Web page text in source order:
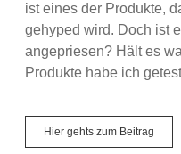
ist eines der Produkte,
gehyped wird. Doch ist
angepriesen? Hält es
Produkte habe ich
Hier gehts zum Beitrag
Beauty